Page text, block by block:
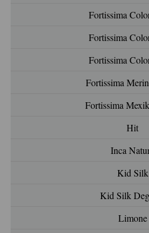
Fortissima
Fortissima
Fortissima
Fortissima
Fortissima
Hit
Inca
Kid Silk
Kid Silk
Limone